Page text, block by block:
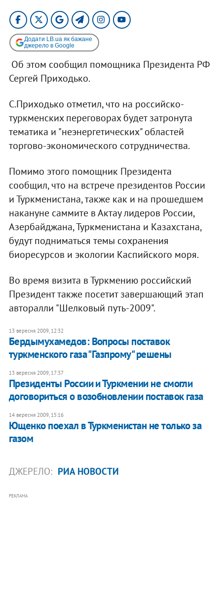
Додати LB.ua як бажане
джерело в Google
Об этом сообщил помощника Президента РФ
Сергей Приходько.
С.Приходько отметил, что на российско-
туркменских переговорах будет затронута
тематика и "неэнергетических" областей
торгово-экономического сотрудничества.
Помимо этого помощник Президента
сообщил, что на встрече президентов России
и Туркменистана, также как и на прошедшем
накануне саммите в Актау лидеров России,
Азербайджана, Туркменистана и Казахстана,
будут подниматься темы сохранения
биоресурсов и экологии Каспийского моря.
Во время визита в Туркмению российский
Президент также посетит завершающий этап
авторалли "Шелковый путь-2009".
13 вересня 2009, 12:32
Бердымухамедов: Вопросы поставок
туркменского газа "Газпрому" решены
13 вересня 2009, 17:37
Президенты России и Туркмении не смогли
договориться о возобновлении поставок газа
14 вересня 2009, 15:16
Ющенко поехал в Туркменистан не только за
газом
ДЖЕРЕЛО: РИА НОВОСТИ
РЕКЛАМА